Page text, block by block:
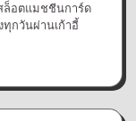
ล็อตแมชชีนการ์ด
กวันผ่านเก้าอี้